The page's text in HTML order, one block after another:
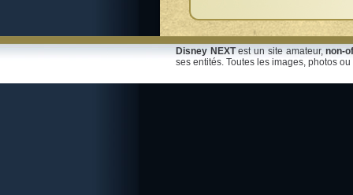
Disney NEXTest un site amateur,non-
ses entités. Toutes les images, photos